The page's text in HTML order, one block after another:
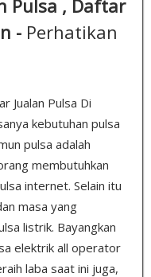
Pulsa , Daftar
- Perhatikan
Jualan Pulsa Di
kebutuhan pulsa
pulsa adalah
membutuhkan
internet. Selain itu
masa yang
listrik. Bayangkan
elektrik all operator
laba saat ini juga,